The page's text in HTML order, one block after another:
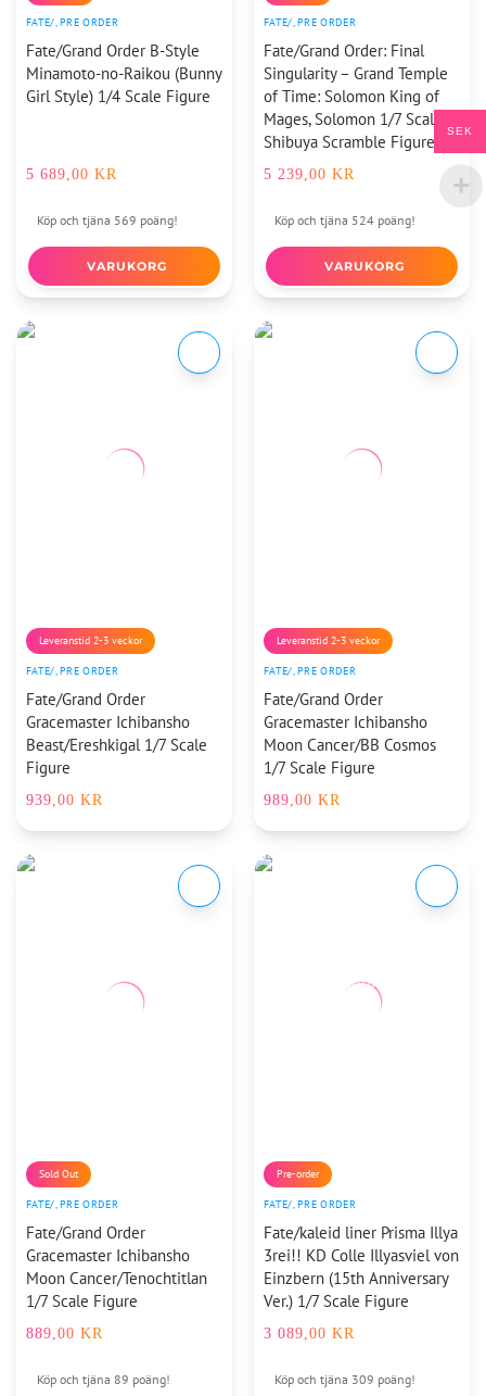
FATE/,PRE ORDER
Fate/Grand Order B-Style
Minamoto-no-Raikou (Bunny
Girl Style) 1/4 Scale Figure
5 689,00 KR
Köp och tjäna 569 poäng!
VARUKORG
FATE/,PRE ORDER
Fate/Grand Order: Final
Singularity – Grand Temple
of Time: Solomon King of
Mages, Solomon 1/7 Scale
Shibuya Scramble Figure
5 239,00 KR
Köp och tjäna 524 poäng!
VARUKORG
Leveranstid 2-3 veckor
FATE/,PRE ORDER
Fate/Grand Order
Gracemaster Ichibansho
Beast/Ereshkigal 1/7 Scale
Figure
939,00 KR
Leveranstid 2-3 veckor
FATE/,PRE ORDER
Fate/Grand Order
Gracemaster Ichibansho
Moon Cancer/BB Cosmos
1/7 Scale Figure
989,00 KR
Sold Out
FATE/,PRE ORDER
Fate/Grand Order
Gracemaster Ichibansho
Moon Cancer/Tenochtitlan
1/7 Scale Figure
889,00 KR
Köp och tjäna 89 poäng!
Pre-order
FATE/,PRE ORDER
Fate/kaleid liner Prisma Illya
3rei!! KD Colle Illyasviel von
Einzbern (15th Anniversary
Ver.) 1/7 Scale Figure
3 089,00 KR
Köp och tjäna 309 poäng!
SEK